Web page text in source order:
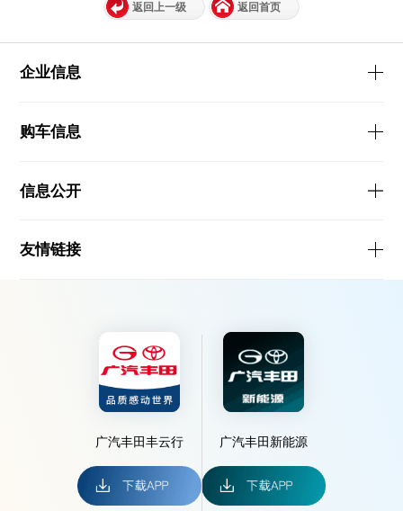
返回上一级 返回首页
企业信息
购车信息
信息公开
友情链接
广汽丰田丰云行 广汽丰田新能源